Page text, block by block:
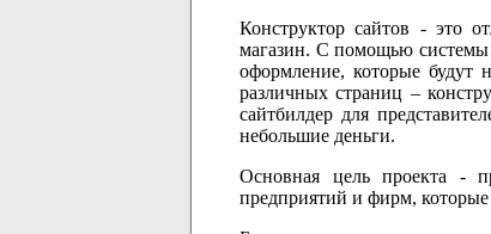
Конструктор сайтов - это
магазин. С помощью системы
оформление, которые будут
различных страниц –
сайтбилдер для
небольшие деньги.
Основная цель проекта -
предприятий и фирм, которые